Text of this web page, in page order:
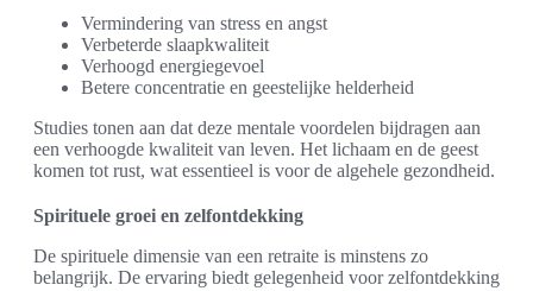
Vermindering van stress en angst
Verbeterde slaapkwaliteit
Verhoogd energiegevoel
Betere concentratie en geestelijke helderheid
Studies tonen aan dat deze mentale voordelen bijdragen aan
een verhoogde kwaliteit van leven. Het lichaam en de geest
komen tot rust, wat essentieel is voor de algehele gezondheid.
Spirituele groei en zelfontdekking
De spirituele dimensie van een retraite is minstens zo
belangrijk. De ervaring biedt gelegenheid voor zelfontdekking